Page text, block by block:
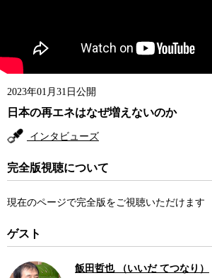
2023年01月31日公開
日本の再エネはなぜ増えないのか
インタビューズ
完全版視聴について
現在のページで完全版をご視聴いただけます
ゲスト
飯田哲也 （いいだ てつなり）